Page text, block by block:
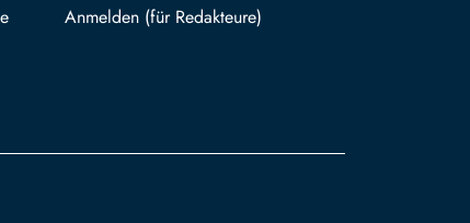
Mit TUBAF Login anmelden